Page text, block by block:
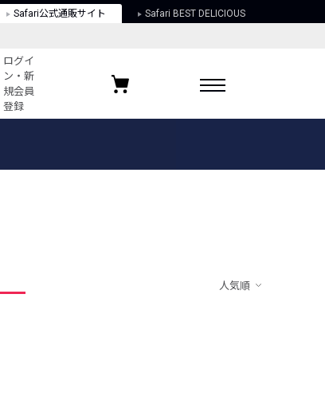
Safari公式通販サイト Safari BEST DELICIOUS
ログイ
ン・新
規会員
登録
お気に入りブランド
人気順